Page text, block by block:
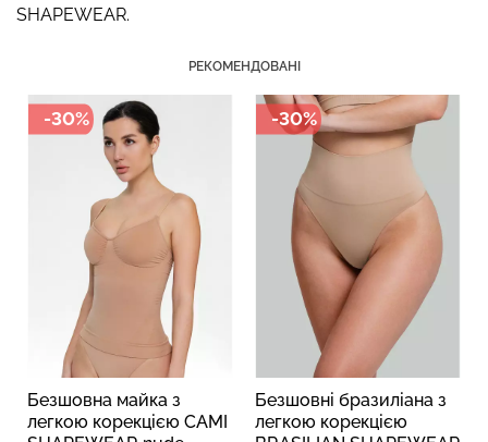
SHAPEWEAR.
РЕКОМЕНДОВАНІ
-30%
Безшовна майка з
легкою корекцією CAMI
-30%
Безшовні бразиліана з
легкою корекцією
Безшовний топ з легкою
корекцією BRA
SHAPEWEAR nude
(бежевий) Giulia
489 грн.699 грн.
Безшовні труси сліпи з
легкою корекцією HI-LEG
SHAPEWEAR black
(чорний) Giulia
258 грн. 369 грн.